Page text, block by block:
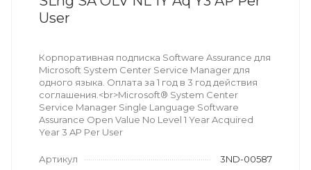
User
Корпоративная подписка Software Assurance для
Microsoft System Center Service Manager для
одного языка. Оплата за 1 год в 3 год действия
соглашения.<br>Microsoft® System Center
Service Manager Single Language Software
Assurance Open Value No Level 1 Year Acquired
Year 3 AP Per User
Артикул
3ND-00587